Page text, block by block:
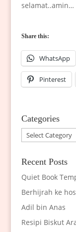
selamat..amin…
Share this:
WhatsApp
Pinterest
Categories
Categories
Recent Posts
Quiet Book
Berhijrah ke
Adil bin Anas
Resipi Biskut